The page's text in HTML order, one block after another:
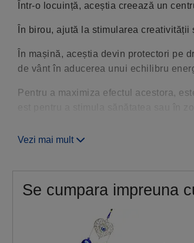
Într-o locuință, aceștia creează un
În birou, ajută la stimularea
În mașină, aceștia devin protectori pe
de vânt în aducerea unui echilibru
Pentru a maximiza efectul acestora,
obiecte decorative în mediul tău
Vezi mai mult
Se cumpara impreuna